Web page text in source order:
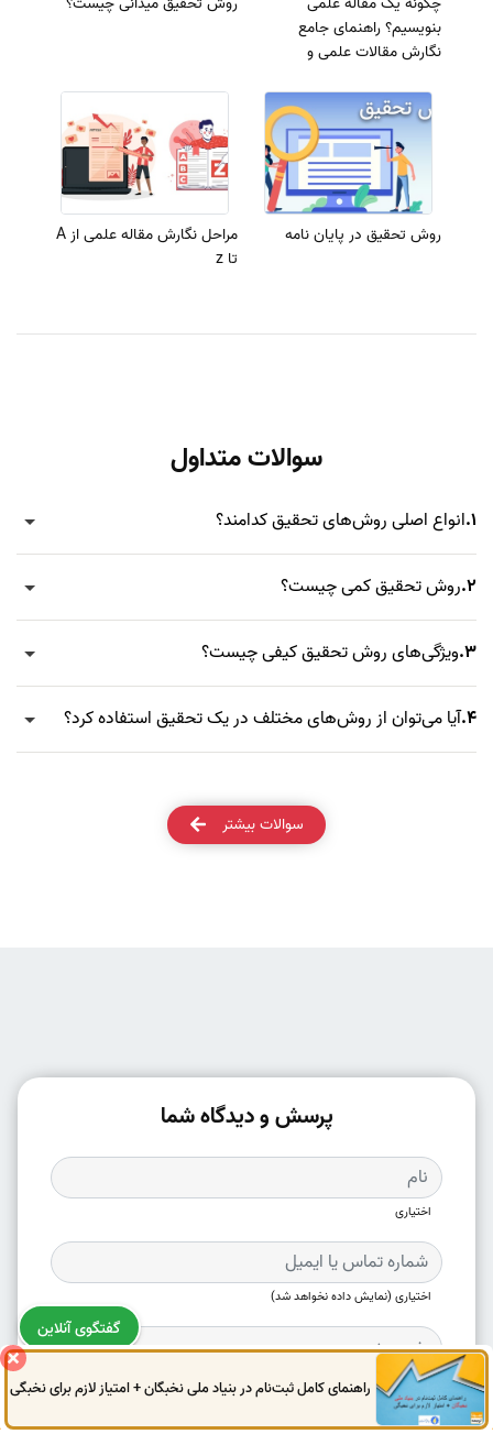
بنویسیم؟ راهنمای جامع
نگارش مقالات علمی و
روش تحقیق در پایان نامه
مراحل نگارش مقاله علمی از A
تا z
سوالات متداول
1. انواع اصلی روش‌های تحقیق کدامند؟
2. روش تحقیق کمی چیست؟
3. ویژگی‌های روش تحقیق کیفی چیست؟
4.آیا می‌توان از روش‌های مختلف در یک تحقیق استفاده کرد؟
سوالات بیشتر
پرسش و دیدگاه شما
اختیاری
اختیاری (نمایش داده نخواهد شد)
04133250787
09149724522
راهنمای کامل ثبت‌نام در بنیاد ملی نخبگان + امتیاز لازم برای نخبگی
گفتگوی آنلاین